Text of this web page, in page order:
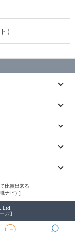
）
比較出来る
ナビ）]
ズ】